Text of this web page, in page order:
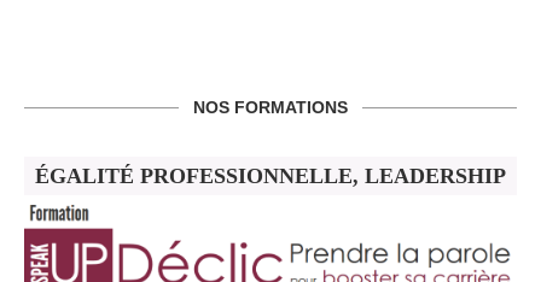
NOS FORMATIONS
ÉGALITÉ PROFESSIONNELLE, LEADERSHIP